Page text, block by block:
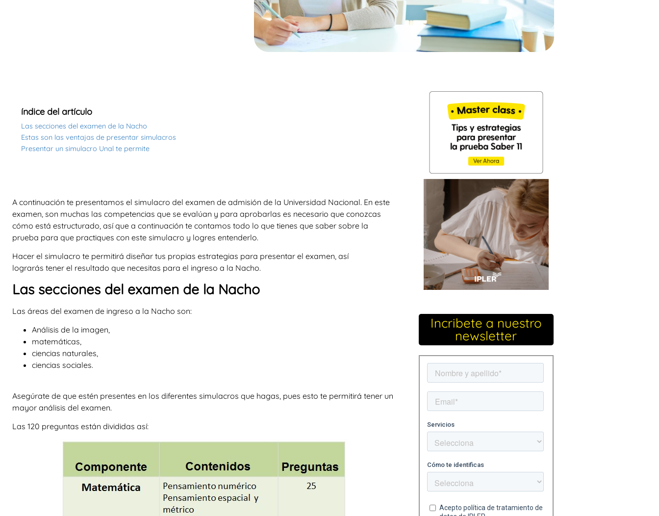
índice del artículo
Las secciones del examen de la Nacho
Estas son las ventajas de presentar simulacros
Presentar un simulacro Unal te permite
A continuación te presentamos el simulacro del examen de admisión de la Universidad Nacional. En este
examen, son muchas las competencias que se evalúan y para aprobarlas es necesario que conozcas
cómo está estructurado, así que a continuación te contamos todo lo que tienes que saber sobre la
prueba para que practiques con este simulacro y logres entenderlo.
Hacer el simulacro te permitirá diseñar tus propias estrategias para presentar el examen, así
lograrás tener el resultado que necesitas para el ingreso a la Nacho.
Las secciones del examen de la Nacho
Las áreas del examen de ingreso a la Nacho son:
Análisis de la imagen,
matemáticas,
ciencias naturales,
ciencias sociales.
Asegúrate de que estén presentes en los diferentes simulacros que hagas, pues esto te permitirá tener un
mayor análisis del examen.
Las 120 preguntas están divididas así:
Incribete a nuestro
newsletter